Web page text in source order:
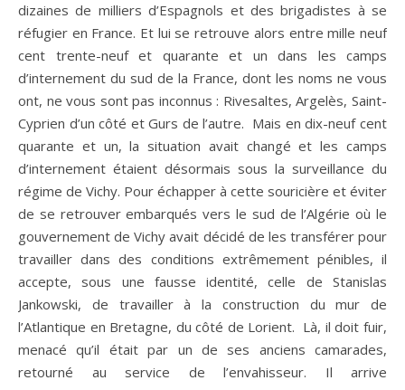
dizaines de milliers d’Espagnols et des brigadistes à se
réfugier en France. Et lui se retrouve alors entre mille neuf
cent trente-neuf et quarante et un dans les camps
d’internement du sud de la France, dont les noms ne vous
ont, ne vous sont pas inconnus : Rivesaltes, Argelès, Saint-
Cyprien d’un côté et Gurs de l’autre. Mais en dix-neuf cent
quarante et un, la situation avait changé et les camps
d’internement étaient désormais sous la surveillance du
régime de Vichy. Pour échapper à cette souricière et éviter
de se retrouver embarqués vers le sud de l’Algérie où le
gouvernement de Vichy avait décidé de les transférer pour
travailler dans des conditions extrêmement pénibles, il
accepte, sous une fausse identité, celle de Stanislas
Jankowski, de travailler à la construction du mur de
l’Atlantique en Bretagne, du côté de Lorient. Là, il doit fuir,
menacé qu’il était par un de ses anciens camarades,
retourné au service de l’envahisseur. Il arrive